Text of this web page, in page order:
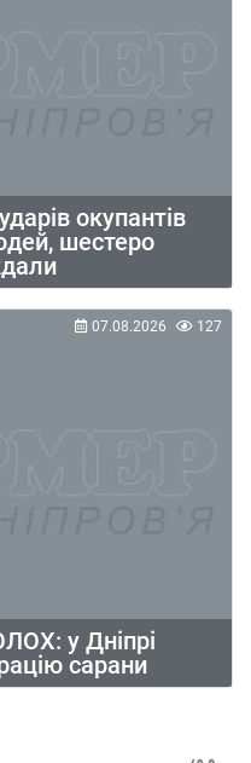
окупантів
шестеро
у Дніпрі
сарани
07.08.2026 127